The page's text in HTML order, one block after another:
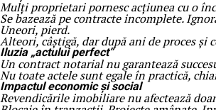
Mulți proprietari pornesc acțiunea cu o
Se bazează pe contracte incomplete.
Uneori, pierd.
Alteori, câștigă, dar după ani de proces și
Iluzia „actului perfect”
Un contract notarial nu garantează
Nu toate actele sunt egale în practică,
Impactul economic și social
Revendicările imobiliare nu afectează